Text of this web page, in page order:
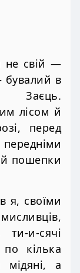
не свій —
бувалий в
Заєць.
лісом й
перед
й пошепки
я, своїми
ти-и-сячі
кілька
а